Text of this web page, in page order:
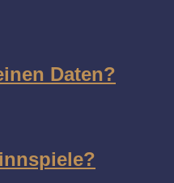
Daten?